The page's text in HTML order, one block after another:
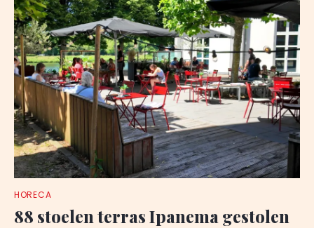
HORECA
88 stoelen terras Ipanema gestolen